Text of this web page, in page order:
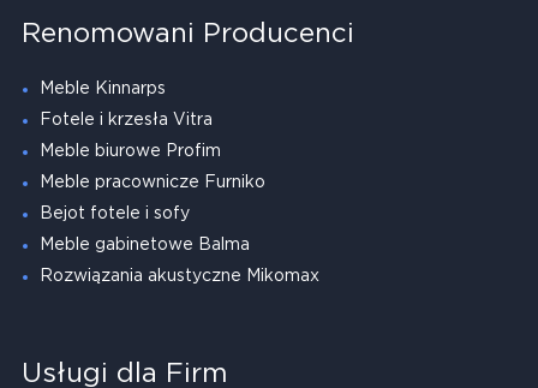
Renomowani Producenci
Meble Kinnarps
Fotele i krzesła Vitra
Meble biurowe Profim
Meble pracownicze Furniko
Bejot fotele i sofy
Meble gabinetowe Balma
Rozwiązania akustyczne Mikomax
Usługi dla Firm